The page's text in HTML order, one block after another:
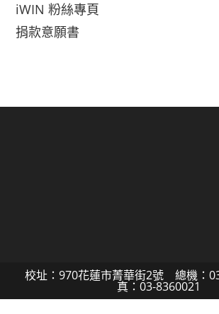
iWIN 粉絲專頁
捐款意願書
校址：970花蓮市菁華街2號 總機：
真：03-8360021